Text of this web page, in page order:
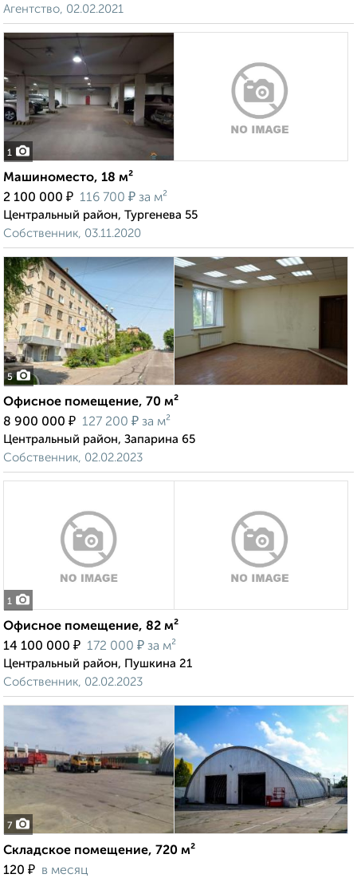
Агентство, 02.02.2021
1
Машиноместо, 18 м²
2 100 000 ₽ 116 700 ₽ за м²
Центральный район, Тургенева 55
Собственник, 03.11.2020
5
Офисное помещение, 70 м²
8 900 000 ₽ 127 200 ₽ за м²
Центральный район, Запарина 65
Собственник, 02.02.2023
1
Офисное помещение, 82 м²
14 100 000 ₽ 172 000 ₽ за м²
Центральный район, Пушкина 21
Собственник, 02.02.2023
7
Складское помещение, 720 м²
120 ₽ в месяц